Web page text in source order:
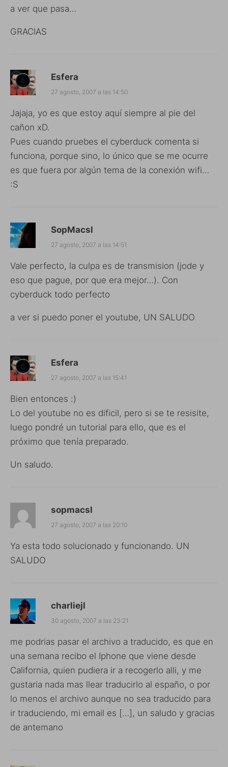
a ver que pasa…
GRACIAS
Esfera
27 agosto, 2007 a las 14:50
Jajaja, yo es que estoy aquí siempre al pie del
cañon xD.
Pues cuando pruebes el cyberduck comenta si
funciona, porque sino, lo único que se me ocurre
es que fuera por algún tema de la conexión wifi…
:S
SopMacsl
27 agosto, 2007 a las 14:51
Vale perfecto, la culpa es de transmision (jode y
eso que pague, por que era mejor…). Con
cyberduck todo perfecto
a ver si puedo poner el youtube, UN SALUDO
Esfera
27 agosto, 2007 a las 15:41
Bien entonces :)
Lo del youtube no es dificil, pero si se te resisite,
luego pondré un tutorial para ello, que es el
próximo que tenía preparado.
Un saludo.
sopmacsl
27 agosto, 2007 a las 20:10
Ya esta todo solucionado y funcionando. UN
SALUDO
charliejl
30 agosto, 2007 a las 23:21
me podrias pasar el archivo a traducido, es que en
una semana recibo el Iphone que viene desde
California, quien pudiera ir a recogerlo alli, y me
gustaria nada mas llear traducirlo al españo, o por
lo menos el archivo aunque no sea traducido para
ir traduciendo, mi email es […], un saludo y gracias
de antemano